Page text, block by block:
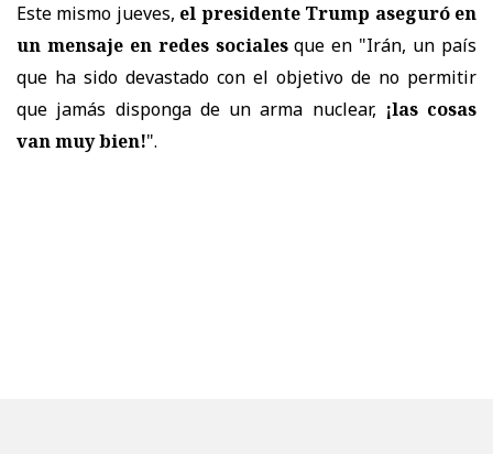
Este mismo jueves, el presidente Trump aseguró en
un mensaje en redes socialesque en "Irán, un país
que ha sido devastado con el objetivo de no permitir
que jamás disponga de un arma nuclear, ¡las cosas
van muy bien!".